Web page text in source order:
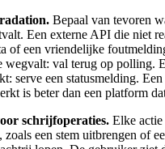
Bepaal van tevoren
Een externe API die niet
of een vriendelijke
wegvalt: val terug op polling.
serve een statusmelding.
is beter dan een platform
schrijfoperaties. Elke
zoals een stem uitbrengen of